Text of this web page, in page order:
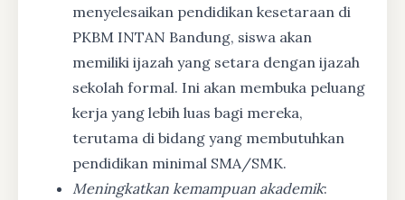
menyelesaikan pendidikan kesetaraan di
PKBM INTAN Bandung, siswa akan
memiliki ijazah yang setara dengan ijazah
sekolah formal. Ini akan membuka peluang
kerja yang lebih luas bagi mereka,
terutama di bidang yang membutuhkan
pendidikan minimal SMA/SMK.
Meningkatkan kemampuan akademik: